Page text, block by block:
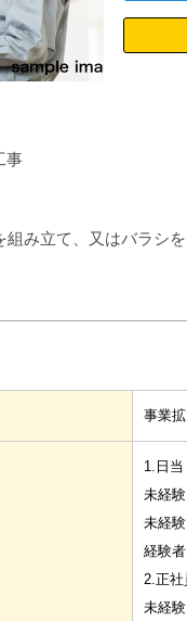
事
組み立て、又はバラシ
事業
1.日当
未経
未経
経験
2.正社
未経